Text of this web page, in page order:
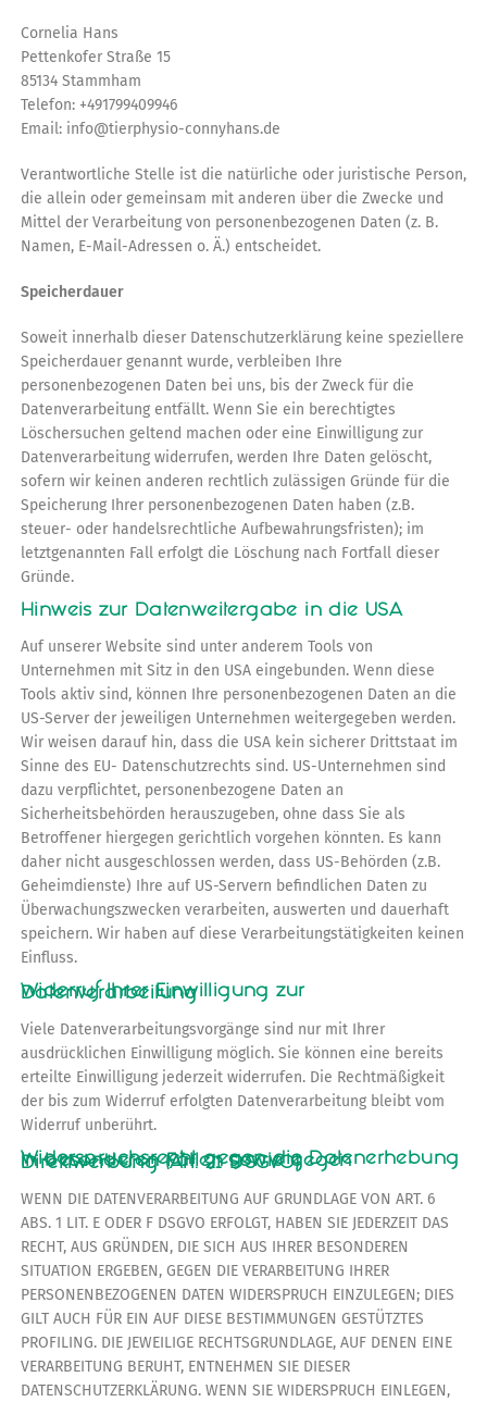
Cornelia Hans
Pettenkofer Straße 15
85134 Stammham
Telefon: +491799409946
Email: info@tierphysio-connyhans.de
Verantwortliche Stelle ist die natürliche oder juristische Person,
die allein oder gemeinsam mit anderen über die Zwecke und
Mittel der Verarbeitung von personenbezogenen Daten (z. B.
Namen, E-Mail-Adressen o. Ä.) entscheidet.
Speicherdauer
Soweit innerhalb dieser Datenschutzerklärung keine speziellere
Speicherdauer genannt wurde, verbleiben Ihre
personenbezogenen Daten bei uns, bis der Zweck für die
Datenverarbeitung entfällt. Wenn Sie ein berechtigtes
Löschersuchen geltend machen oder eine Einwilligung zur
Datenverarbeitung widerrufen, werden Ihre Daten gelöscht,
sofern wir keinen anderen rechtlich zulässigen Gründe für die
Speicherung Ihrer personenbezogenen Daten haben (z.B.
steuer- oder handelsrechtliche Aufbewahrungsfristen); im
letztgenannten Fall erfolgt die Löschung nach Fortfall dieser
Gründe.
Hinweis zur Datenweitergabe in die USA
Auf unserer Website sind unter anderem Tools von
Unternehmen mit Sitz in den USA eingebunden. Wenn diese
Tools aktiv sind, können Ihre personenbezogenen Daten an die
US-Server der jeweiligen Unternehmen weitergegeben werden.
Wir weisen darauf hin, dass die USA kein sicherer Drittstaat im
Sinne des EU- Datenschutzrechts sind. US-Unternehmen sind
dazu verpflichtet, personenbezogene Daten an
Sicherheitsbehörden herauszugeben, ohne dass Sie als
Betroffener hiergegen gerichtlich vorgehen könnten. Es kann
daher nicht ausgeschlossen werden, dass US-Behörden (z.B.
Geheimdienste) Ihre auf US-Servern befindlichen Daten zu
Überwachungszwecken verarbeiten, auswerten und dauerhaft
speichern. Wir haben auf diese Verarbeitungstätigkeiten keinen
Einfluss.
Widerruf Ihrer Einwilligung zur Datenverarbeitung
Viele Datenverarbeitungsvorgänge sind nur mit Ihrer
ausdrücklichen Einwilligung möglich. Sie können eine bereits
erteilte Einwilligung jederzeit widerrufen. Die Rechtmäßigkeit
der bis zum Widerruf erfolgten Datenverarbeitung bleibt vom
Widerruf unberührt.
Widerspruchsrecht gegen die Datenerhebung in besonderen Fällen sowie gegen Direktwerbung (Art. 21 DSGVO)
WENN DIE DATENVERARBEITUNG AUF GRUNDLAGE VON ART. 6
ABS. 1 LIT. E ODER F DSGVO ERFOLGT, HABEN SIE JEDERZEIT DAS
RECHT, AUS GRÜNDEN, DIE SICH AUS IHRER BESONDEREN
SITUATION ERGEBEN, GEGEN DIE VERARBEITUNG IHRER
PERSONENBEZOGENEN DATEN WIDERSPRUCH EINZULEGEN; DIES
GILT AUCH FÜR EIN AUF DIESE BESTIMMUNGEN GESTÜTZTES
PROFILING. DIE JEWEILIGE RECHTSGRUNDLAGE, AUF DENEN EINE
VERARBEITUNG BERUHT, ENTNEHMEN SIE DIESER
DATENSCHUTZERKLÄRUNG. WENN SIE WIDERSPRUCH EINLEGEN,